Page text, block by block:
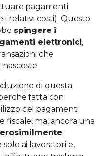
pagamenti
relativi costi). Questo
spingere i
elettronici,
che
di questa
fatta con
dei pagamenti
fiscale, ma, ancora una
ai lavoratori e,